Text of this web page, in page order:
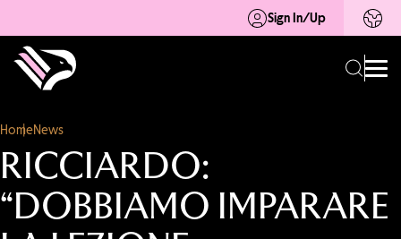
Sign In/Up
HomeNews
RICCIARDO:
“DOBBIAMO IMPARARE